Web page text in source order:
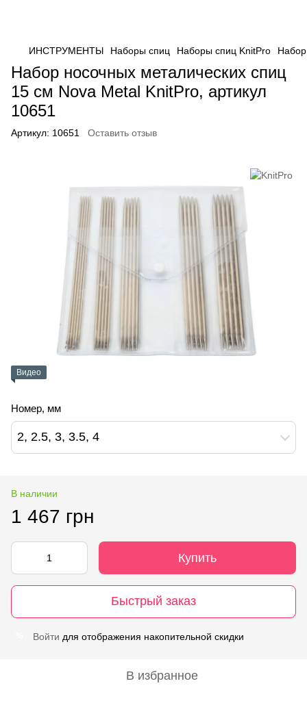
ИНСТРУМЕНТЫ Наборы спиц Наборы спиц KnitPro
Набор носочных металических спиц
15 см Nova Metal KnitPro, артикул
10651
Артикул: 10651 Оставить отзыв
Видео
Номер, мм
2, 2.5, 3, 3.5, 4
В наличии
1 467 грн
Купить
Быстрый заказ
Войти для отображения накопительной скидки
В избранное